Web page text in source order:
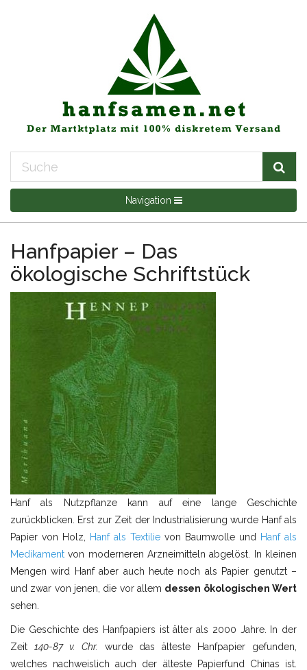
Navigation
Hanfpapier – Das
ökologische Schriftstück
Hanf als Nutzpflanze kann auf eine lange Geschichte
zurückblicken. Erst zur Zeit der Industrialisierung wurde Hanf als
Papier von Holz,
Hanf als Textilie von Baumwolle und
Hanf als
Medikament von moderneren Arzneimitteln abgelöst. In kleinen
Mengen wird Hanf aber auch heute noch als Papier genutzt –
und zwar von jenen, die vor allem dessen ökologischen Wert
sehen.
Die Geschichte des Hanfpapiers ist älter als 2000 Jahre. In der
Zeit 140-87 v. Chr.
wurde das älteste Hanfpapier gefunden,
welches nachweislich auch der älteste Papierfund Chinas ist.